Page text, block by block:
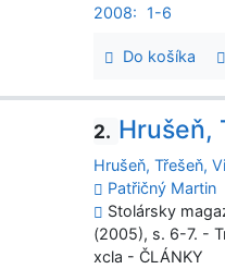
2008:
1-6
Do košíka
2. Hrušeň,
Hrušeň, Třešeň,
Patřičný Martin
Stolársky
(2005), s. 6-7. -
xcla - ČLÁNKY